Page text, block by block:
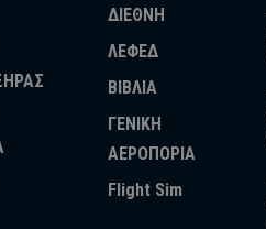
ΔΙΕΘΝΗ
ΛΕΦΕΔ
ΒΙΒΛΙΑ
ΓΕΝΙΚΗ
ΑΕΡΟΠΟΡΙΑ
Flight Sim